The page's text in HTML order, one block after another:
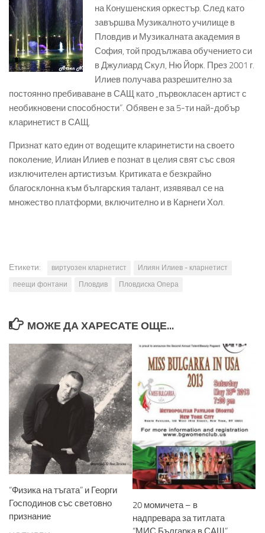
на Конушенския оркестър. След като
завършва Музикалното училище в
Пловдив и Музикалната академия в
София, той продължава обучението си
в Джулиард Скул, Ню Йорк. През 2001 г.
Илиев получава разрешително за
постоянно пребиваване в САЩ като „първокласен артист с
необикновени способности”. Обявен е за 5-ти най-добър
кларинетист в САЩ.
Признат като един от водещите кларинетисти на своето
поколение, Илиан Илиев е познат в целия свят със своя
изключителен артистизъм. Критиката е безкрайно
благосклонна към българския талант, изявявал се на
множество платформи, включително и в Карнеги Хол.
Етикети: виртуозен кларнетист
Илиян Илиев - кларнетист
пеещи фонтани
Пловдив Пловдиска Опера
МОЖЕ ДА ХАРЕСАТЕ ОЩЕ...
“Физика на тъгата” и Георги
Господинов със световно
признание
20 момичета – в
надпревара за титлата